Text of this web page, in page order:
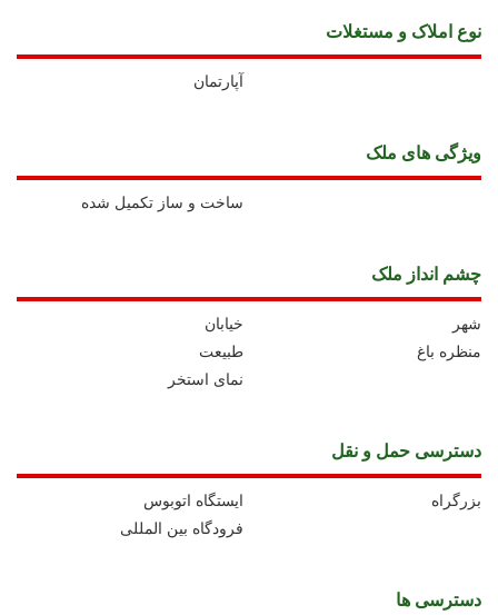
نوع املاک و مستغلات
آپارتمان
ويژگی های ملک
ساخت و ساز تکمیل شده
چشم انداز ملک
خیابان
شهر
طبیعت
منظره باغ
نمای استخر
دسترسی حمل و نقل
ايستگاه اتوبوس
بزرگراه
فرودگاه بین المللی
دسترسی ها